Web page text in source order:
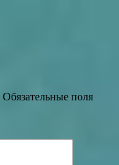
Обязательные поля